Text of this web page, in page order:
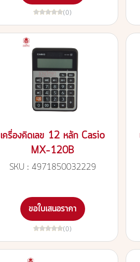
(0)
เครื่องคิดเลข 12 หลัก Casio
MX-120B
SKU : 4971850032229
ขอใบเสนอราคา
(0)